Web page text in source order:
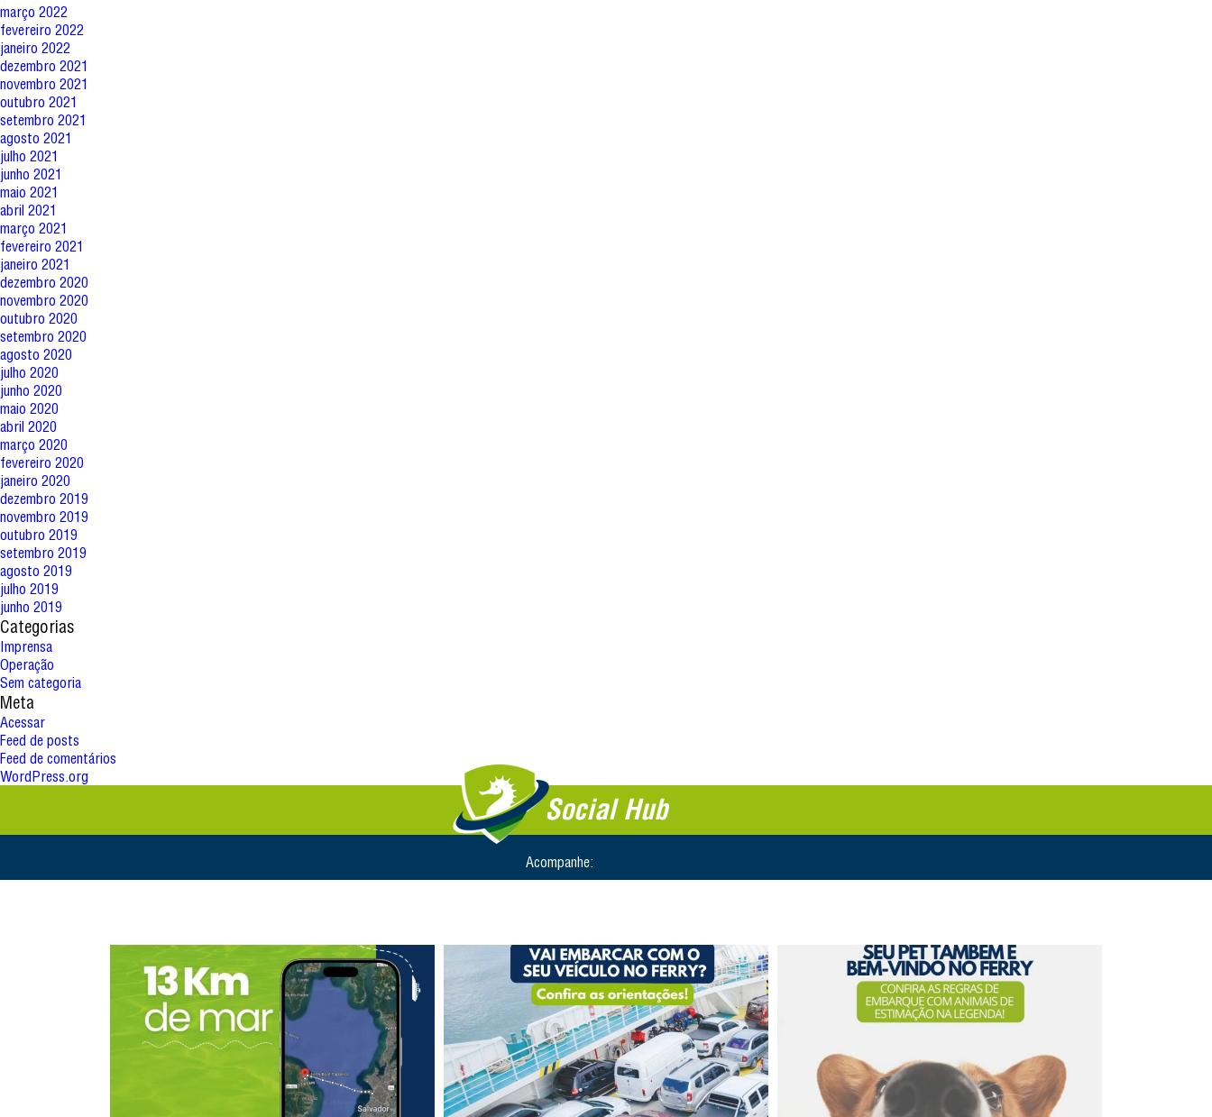
março 2022
fevereiro 2022
janeiro 2022
dezembro 2021
novembro 2021
outubro 2021
setembro 2021
agosto 2021
julho 2021
junho 2021
maio 2021
abril 2021
março 2021
fevereiro 2021
janeiro 2021
dezembro 2020
novembro 2020
outubro 2020
setembro 2020
agosto 2020
julho 2020
junho 2020
maio 2020
abril 2020
março 2020
fevereiro 2020
janeiro 2020
dezembro 2019
novembro 2019
outubro 2019
setembro 2019
agosto 2019
julho 2019
junho 2019
Categorias
Imprensa
Operação
Sem categoria
Meta
Acessar
Feed de posts
Feed de comentários
WordPress.org
Social Hub
Acompanhe: